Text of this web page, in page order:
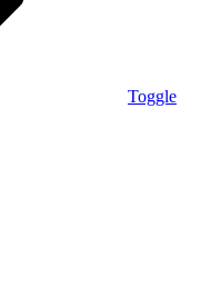
Toggle